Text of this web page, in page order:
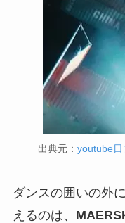
出典元： youtube日
ダンスの囲いの外
えるのは、